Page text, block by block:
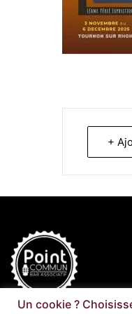
+
Un cookie ?